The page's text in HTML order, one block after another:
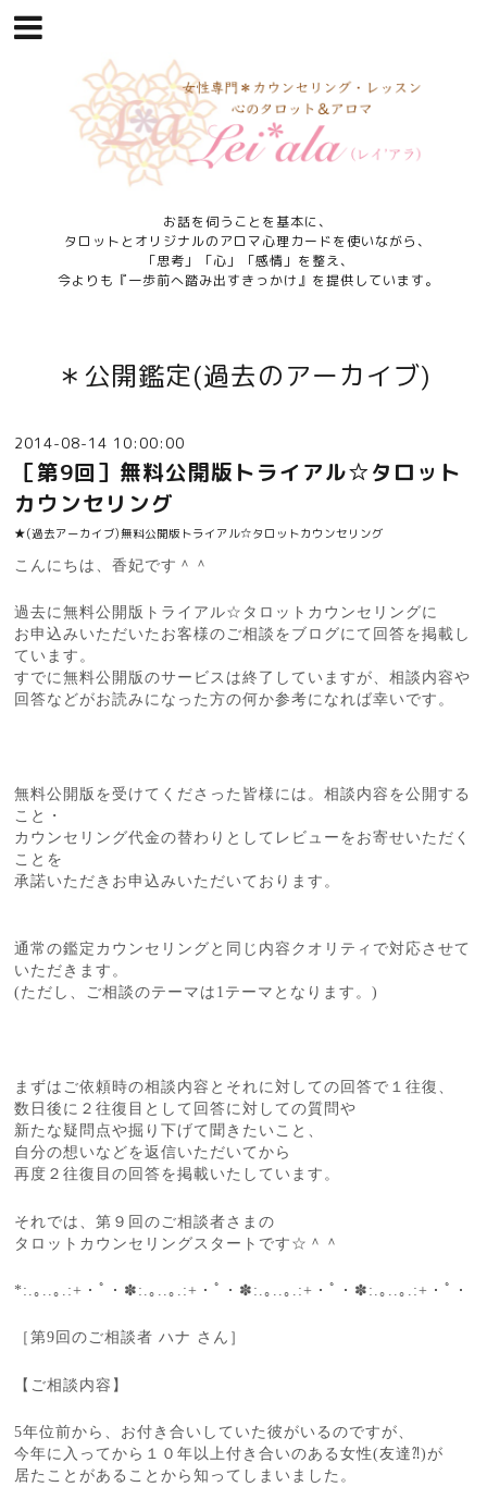
お話を伺うことを基本に、
タロットとオリジナルのアロマ心理カードを使いながら、
「思考」「心」「感情」を整え、
今よりも『一歩前へ踏み出すきっかけ』を提供しています。
＊公開鑑定(過去のアーカイブ)
2014-08-14 10:00:00
［第9回］無料公開版トライアル☆タロット
カウンセリング
★(過去アーカイブ)無料公開版トライアル☆タロットカウンセリング
こんにちは、香妃です＾＾
過去に無料公開版トライアル☆タロットカウンセリングに
お申込みいただいたお客様のご相談をブログにて回答を掲載し
ています。
すでに無料公開版のサービスは終了していますが、相談内容や
回答などがお読みになった方の何か参考になれば幸いです。
無料公開版を受けてくださった皆様には。相談内容を公開する
こと・
カウンセリング代金の替わりとしてレビューをお寄せいただく
ことを
承諾いただきお申込みいただいております。
通常の鑑定カウンセリングと同じ内容クオリティで対応させて
いただきます。
(ただし、ご相談のテーマは1テーマとなります。)
まずはご依頼時の相談内容とそれに対しての回答で１往復、
数日後に２往復目として回答に対しての質問や
新たな疑問点や掘り下げて聞きたいこと、
自分の想いなどを返信いただいてから
再度２往復目の回答を掲載いたしています。
それでは、第９回のご相談者さまの
タロットカウンセリングスタートです☆＾＾
*:.｡..｡.:+・ﾟ・✽:.｡..｡.:+・ﾟ・✽:.｡..｡.:+・ﾟ・✽:.｡..｡.:+・ﾟ・
［第9回のご相談者 ハナ さん］
【ご相談内容】
5年位前から、お付き合いしていた彼がいるのですが、
今年に入ってから１０年以上付き合いのある女性(友達⁈)が
居たことがあることから知ってしまいました。